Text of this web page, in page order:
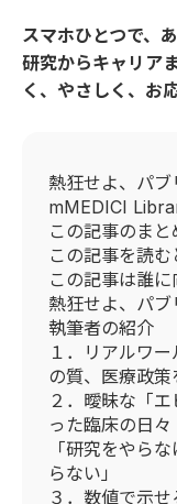
スマホひとつで、
研究からキャリア
く、やさしく、お
熱狂せよ、パ
mMEDICI
この記事のまと
この記事を読
この記事は誰
熱狂せよ、パ
執筆者の紹介
１．リアルワ
の質、医療政策
２．曖昧な「
った臨床の日々
「研究をやら
らない」
３．数値で示